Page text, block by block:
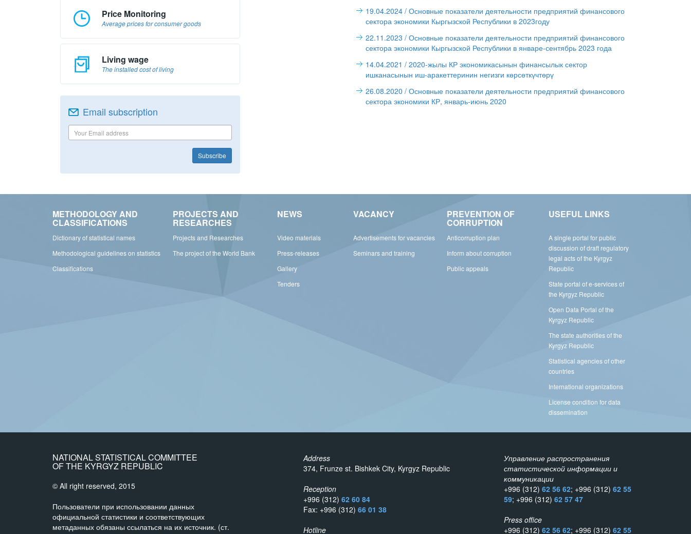
Price Monitoring
Average prices for consumer goods
Living wage
The installed cost of living
Email subscription
Subscribe
19.04.2024 / Основные показатели деятельности предприятий финансового
сектора экономики Кыргызской Республики в 2023году
22.11.2023 / Основные показатели деятельности предприятий финансового
сектора экономики Кыргызской Республики в январе-сентябрь 2023 года
14.04.2021 / 2020-жылы КР экономикасынын финансылык сектор
ишканасынын иш-аракеттеринин негизги көрсөткүчтөрү
26.08.2020 / Основные показатели деятельности предприятий финансового
сектора экономики КР, январь-июнь 2020
METHODOLOGY AND
CLASSIFICATIONS
Dictionary of statistical names
Methodological guidelines on statistics
Classifications
PROJECTS AND
RESEARCHES
Projects and Researches
The project of the World Bank
NEWS
Video materials
Press-releases
Gallery
Tenders
VACANCY
Advertisements for vacancies
Seminars and training
PREVENTION OF
CORRUPTION
Anticorruption plan
Inform about corruption
Public appeals
USEFUL LINKS
A single portal for public
discussion of draft regulatory
legal acts of the Kyrgyz
Republic
State portal of e-services of
the Kyrgyz Republic
Open Data Portal of the
Kyrgyz Republic
The state authorities of the
Kyrgyz Republic
Statistical agencies of other
countries
International organizations
License condition for data
dissemination
NATIONAL STATISTICAL COMMITTEE
OF THE KYRGYZ REPUBLIC
© All right reserved, 2015
Пользователи при использовании данных
официальной статистики и соответствующих
метаданных обязаны ссылаться на их источник. (ст.
Address
374, Frunze st. Bishkek City, Kyrgyz Republic
Reception
+996 (312) 62 60 84
Fax: +996 (312) 66 01 38
Hotline
Управление распространения
статистической информации и
коммуникации
+996 (312) 62 56 62; +996 (312) 62 55
59; +996 (312) 62 57 47
Press office
+996 (312) 62 56 62; +996 (312) 62 55